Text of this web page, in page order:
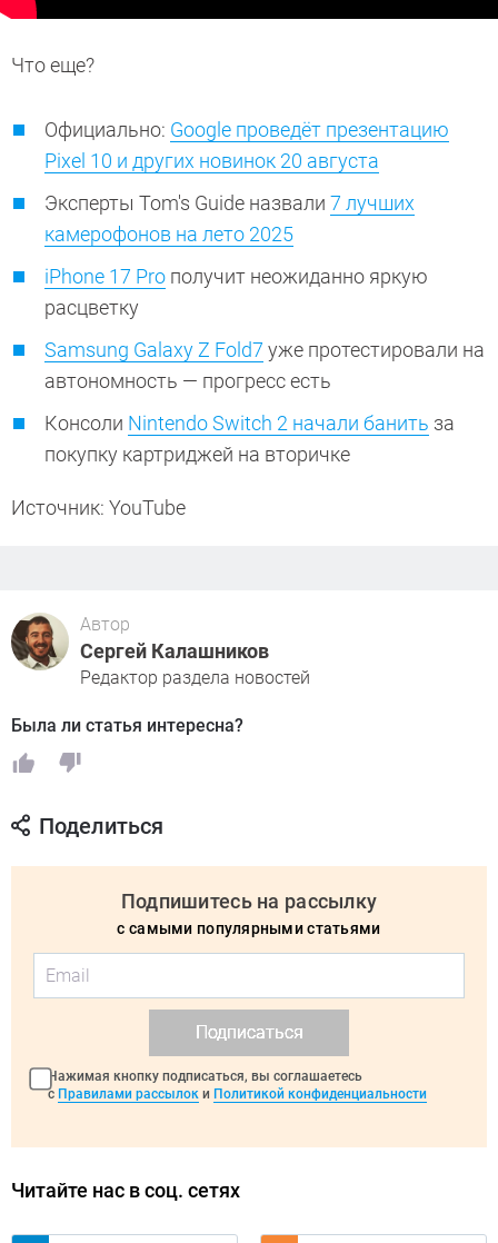
Что еще?
Официально: Google проведёт презентацию
Pixel 10 и других новинок 20 августа
Эксперты Tom's Guide назвали 7 лучших
камерофонов на лето 2025
iPhone 17 Pro получит неожиданно яркую
расцветку
Samsung Galaxy Z Fold7 уже протестировали на
автономность — прогресс есть
Консоли Nintendo Switch 2 начали банить за
покупку картриджей на вторичке
Источник: YouTube
Автор
Сергей Калашников
Редактор раздела новостей
Была ли статья интересна?
Поделиться
Подпишитесь на рассылку
с самыми популярными статьями
Подписаться
Нажимая кнопку подписаться, вы соглашаетесь
с Правилами рассылок и Политикой конфиденциальности
Читайте нас в соц. сетях